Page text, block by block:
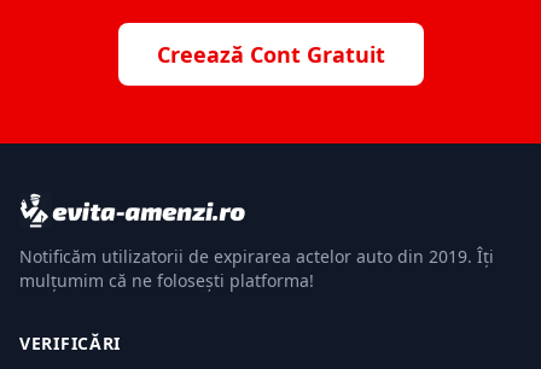
Creează Cont Gratuit
Notificăm utilizatorii de expirarea actelor auto din 2019. Îți
mulțumim că ne folosești platforma!
VERIFICĂRI